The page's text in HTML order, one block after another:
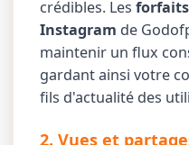
crédibles. Les
Instagram de
maintenir un flux
gardant ainsi votre
fils d'actualité des
2. Vues et